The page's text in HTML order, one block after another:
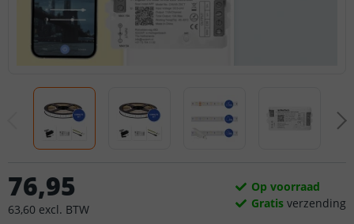
76,95
63,60 excl. BTW
Op voorraad
Gratis verzending